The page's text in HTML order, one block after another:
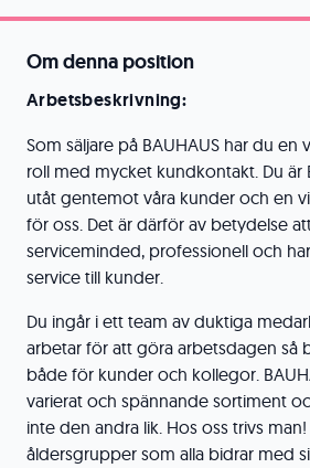
Om denna position
Arbetsbeskrivning:
Som säljare på BAUHAUS har du
roll med mycket kundkontakt. Du är
utåt gentemot våra kunder och en
för oss. Det är därför av betydelse
serviceminded, professionell och
service till kunder.
Du ingår i ett team av duktiga
arbetar för att göra arbetsdagen så
både för kunder och kollegor.
varierat och spännande sortiment
inte den andra lik. Hos oss trivs
åldersgrupper som alla bidrar med